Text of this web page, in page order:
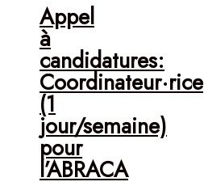
Appel
à
candidatures:
Coordinateur·rice
(1
jour/semaine)
pour
l’ABRACA